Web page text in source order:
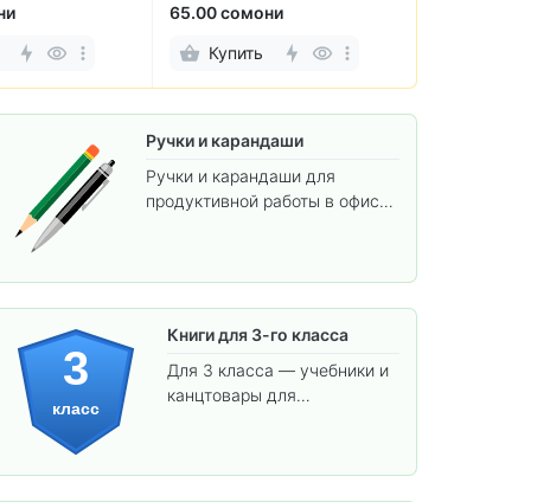
65.00 сомони
Купить
Ручки и карандаши
Ручки и карандаши для
продуктивной работы в офисе
3
класс
Книги для 3-го класса
Для 3 класса — учебники и
канцтовары для